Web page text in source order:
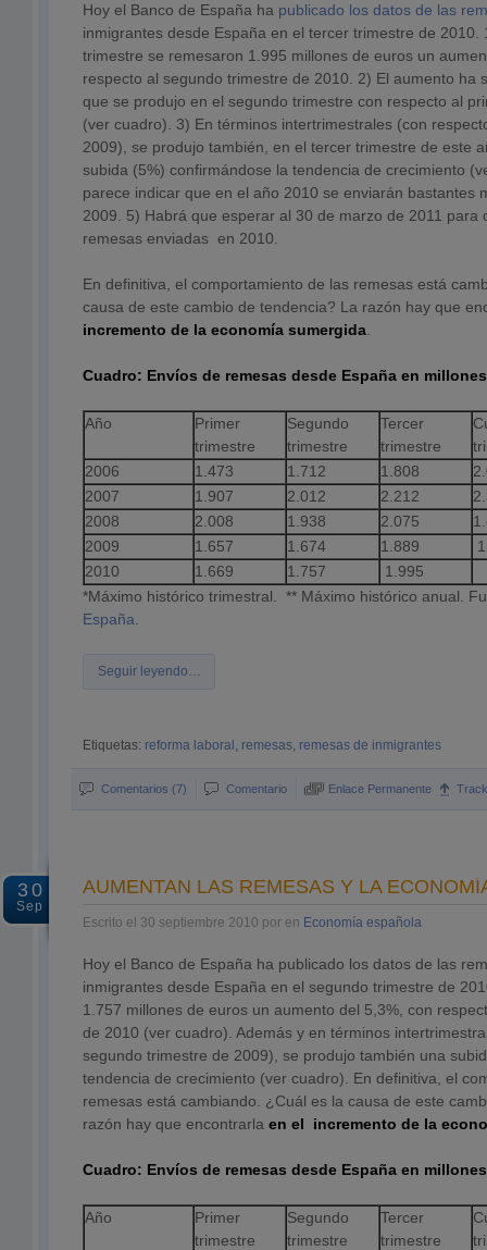
Hoy el Banco de España ha publicado los datos de las
inmigrantes desde España en el tercer trimestre de 2010.
trimestre se remesaron 1.995 millones de euros un
respecto al segundo trimestre de 2010. 2) El aumento ha
que se produjo en el segundo trimestre con respecto al
(ver cuadro). 3) En términos intertrimestrales (con
2009), se produjo también, en el tercer trimestre de este
subida (5%) confirmándose la tendencia de crecimiento
parece indicar que en el año 2010 se enviarán bastantes
2009. 5) Habrá que esperar al 30 de marzo de 2011 para
remesas enviadas en 2010.
En definitiva, el comportamiento de las remesas está
causa de este cambio de tendencia? La razón hay que
incremento de la economía sumergida
Cuadro: Envíos de remesas desde España en
Año
Primer
trimestre
Segundo
trimestre
Tercer
trimestre
2006
1.473 1.712 1.808
2007
1.907 2.012 2.212
2008
2.008 1.938 2.075
2009
1.657 1.674 1.889
2010
1.669 1.757
1.995
*Máximo histórico trimestral. ** Máximo histórico anual.
España
Seguir leyendo…
Etiquetas: reforma laboral , remesas, remesas de inmigrantes
Comentarios (7) Comentario Enlace Permanente
30
Sep
AUMENTAN LAS REMESAS Y LA
Escrito el 30 septiembre 2010 por en Economía española
Hoy el Banco de España ha publicado los datos de las
inmigrantes desde España en el segundo trimestre de
1.757 millones de euros un aumento del 5,3%, con
de 2010 (ver cuadro). Además y en términos
segundo trimestre de 2009), se produjo también una
tendencia de crecimiento (ver cuadro). En definitiva, el
remesas está cambiando. ¿Cuál es la causa de este
razón hay que encontrarla en el incremento de la
Cuadro: Envíos de remesas desde España en
Año
Primer
trimestre
Segundo
trimestre
Tercer
trimestre